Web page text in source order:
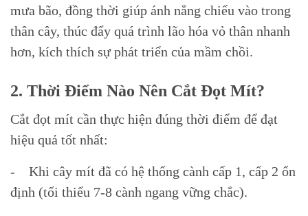
mưa bão, đồng thời giúp ánh nắng chiếu vào trong
thân cây, thúc đẩy quá trình lão hóa vỏ thân nhanh
hơn, kích thích sự phát triển của mầm chồi.
2. Thời Điểm Nào Nên Cắt Đọt Mít?
Cắt đọt mít cần thực hiện đúng thời điểm để đạt
hiệu quả tốt nhất:
- Khi cây mít đã có hệ thống cành cấp 1, cấp 2 ổn
định (tối thiểu 7-8 cành ngang vững chắc).